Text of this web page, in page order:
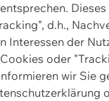
d.h.,
Interessen der
oder
wir Sie